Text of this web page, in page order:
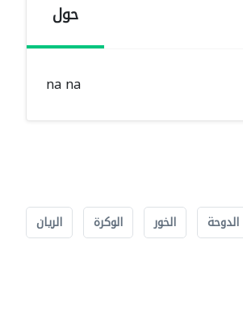
حول
na na
الدوحة الخور الوكرة الريان